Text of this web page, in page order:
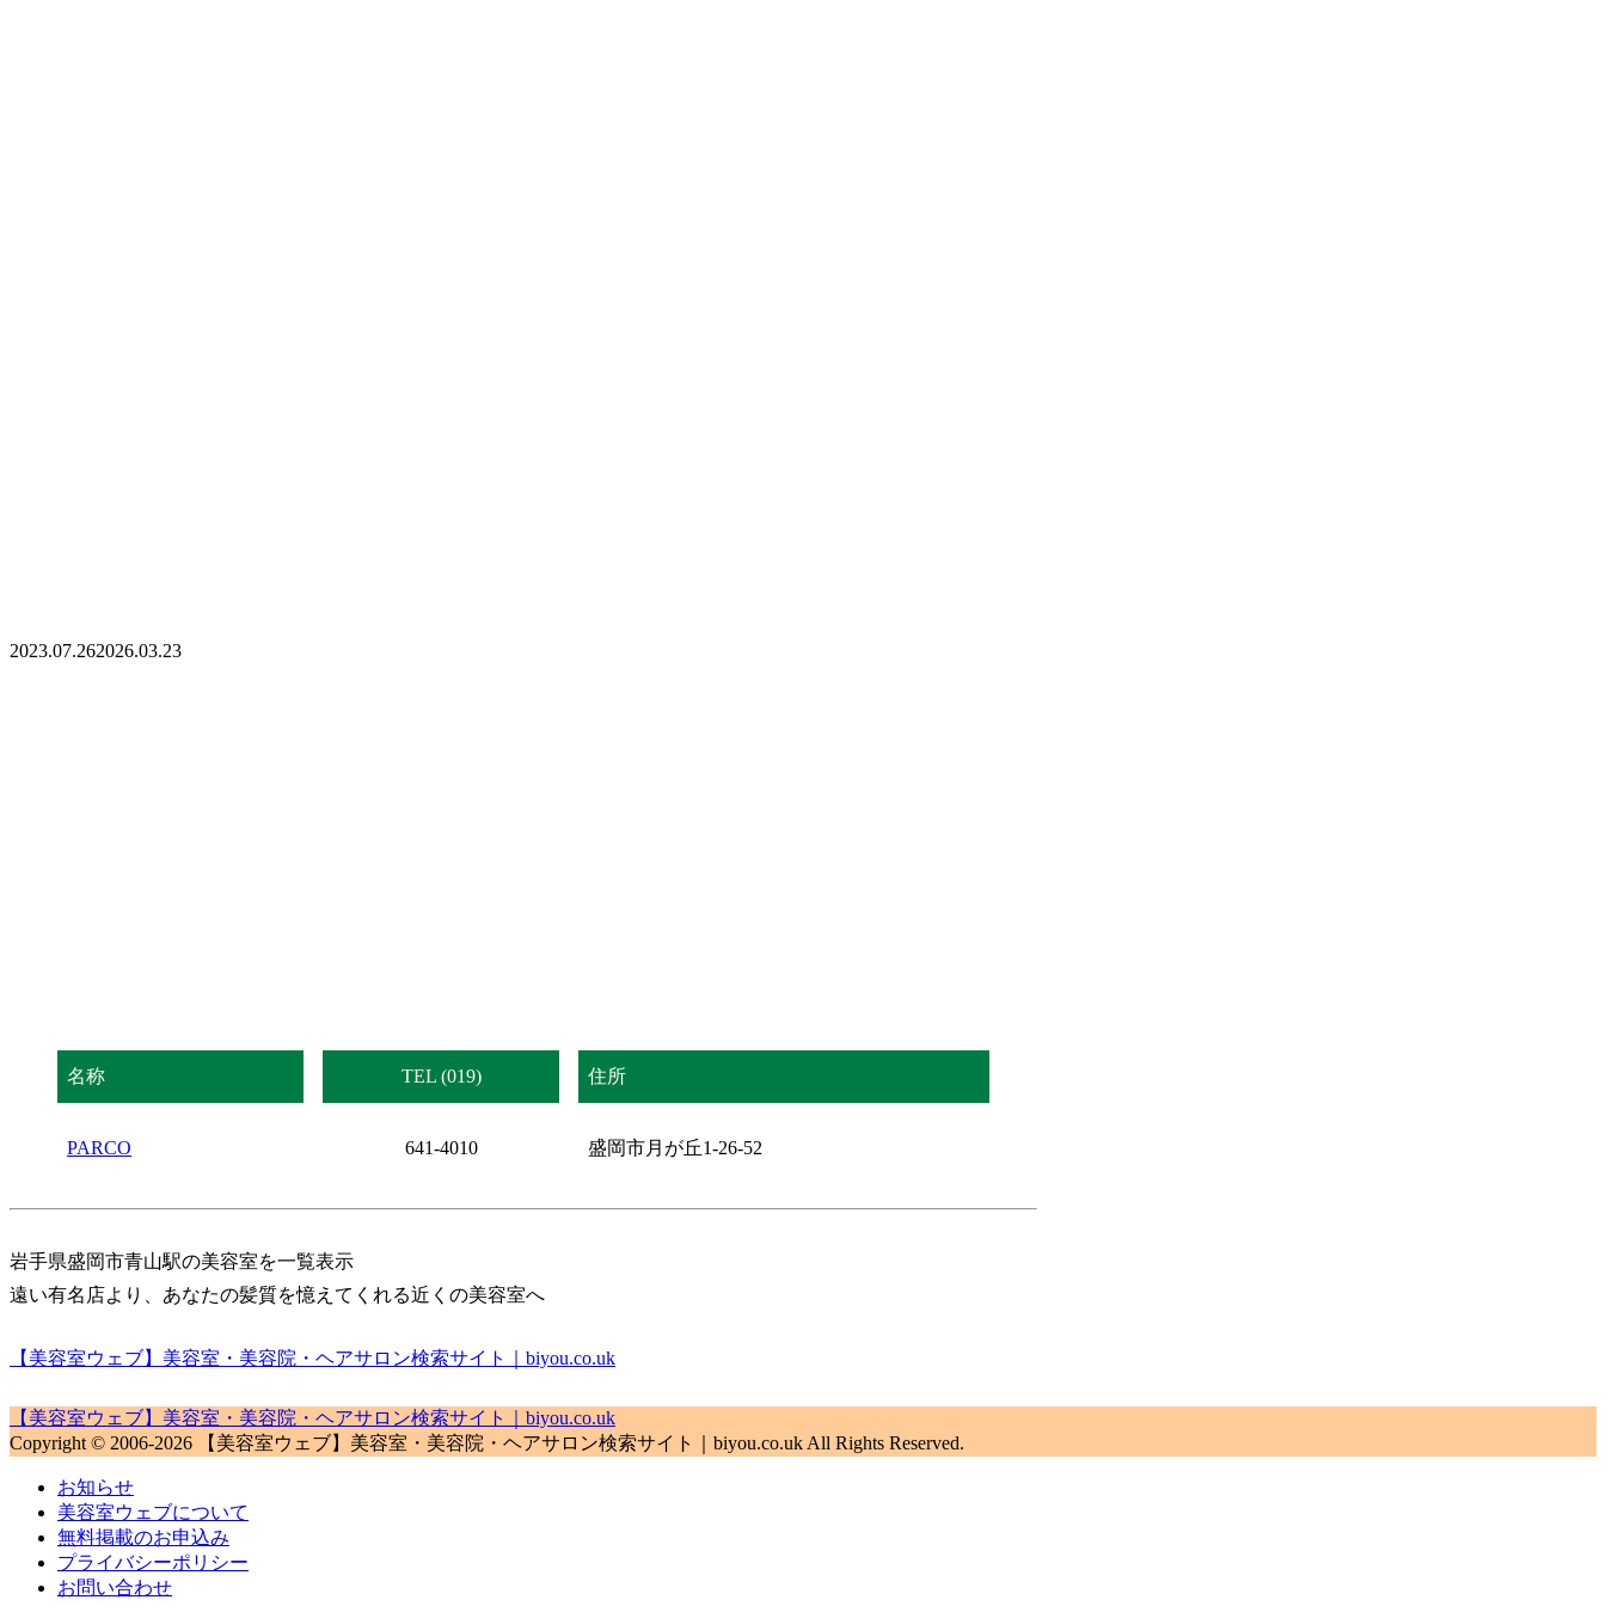
2023.07.262026.03.23
名称 TEL (019) 住所
PARCO 641-4010 盛岡市月が丘1-26-52
岩手県盛岡市青山駅の美容室を一覧表示
遠い有名店より、あなたの髪質を憶えてくれる近くの美容室へ
【美容室ウェブ】美容室・美容院・ヘアサロン検索サイト｜biyou.co.uk
【美容室ウェブ】美容室・美容院・ヘアサロン検索サイト｜biyou.co.uk
Copyright © 2006-2026 【美容室ウェブ】美容室・美容院・ヘアサロン検索サイト｜biyou.co.uk All Rights Reserved.
お知らせ
美容室ウェブについて
無料掲載のお申込み
プライバシーポリシー
お問い合わせ